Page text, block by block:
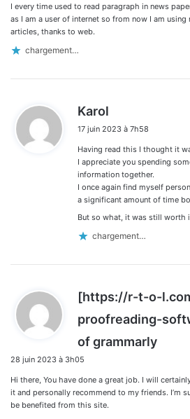
:
I every time used to read paragraph in news
as I am a user of internet so from now I am using
articles, thanks to web.
chargement…
Karol
t
:
17 juin 2023 à 7h58
Having read this I thought it
I appreciate you spending
information together.
I once again find myself
a significant amount of time
But so what, it was still worth
chargement…
[https://r-t-o-
proofreading-
of grammarly
:
28 juin 2023 à 3h05
Hi there, You have done a great job. I will
it and personally recommend to my friends. I’m
be benefited from this site.